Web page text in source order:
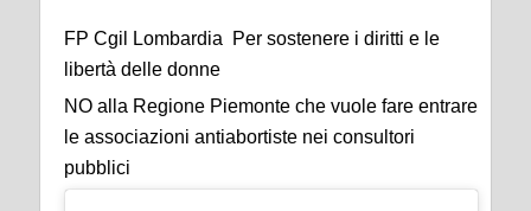
FP Cgil Lombardia Per sostenere i diritti e le
libertà delle donne
NO alla Regione Piemonte che vuole fare entrare
le associazioni antiabortiste nei consultori
pubblici